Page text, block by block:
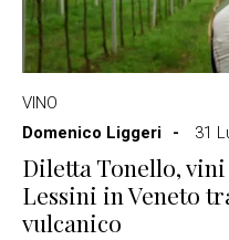
VINO
Domenico Liggeri
31
Diletta Tonello,
Lessini in Veneto
vulcanico